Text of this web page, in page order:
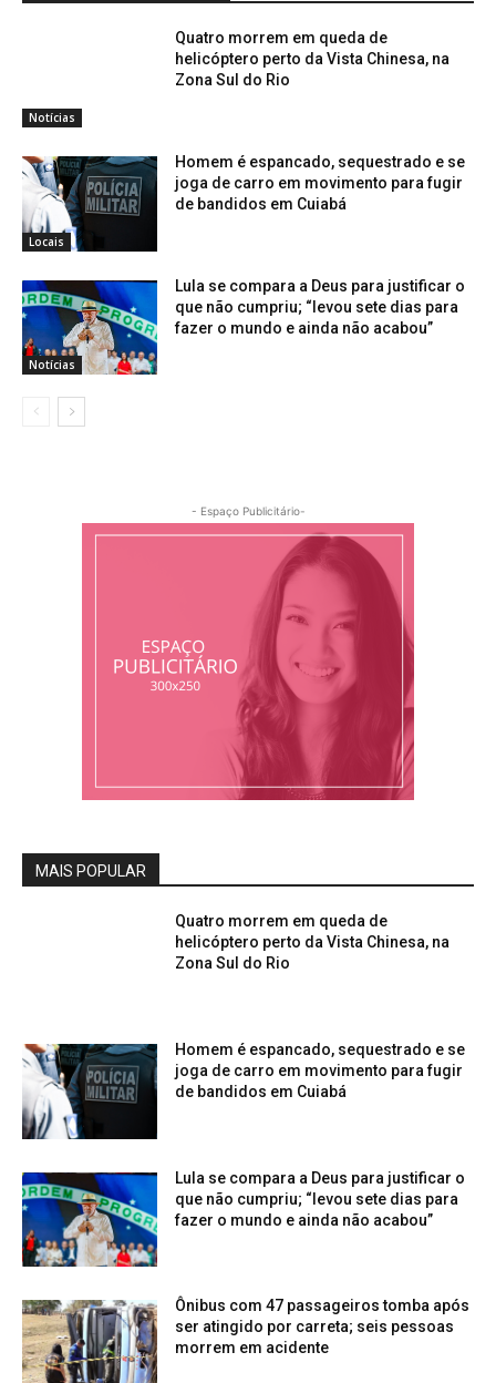
Notícias
Quatro morrem em queda de
helicóptero perto da Vista Chinesa, na
Zona Sul do Rio
Locais
Homem é espancado, sequestrado e se
joga de carro em movimento para fugir
de bandidos em Cuiabá
Notícias
Lula se compara a Deus para justificar o
que não cumpriu; “levou sete dias para
fazer o mundo e ainda não acabou”
- Espaço Publicitário-
MAIS POPULAR
Quatro morrem em queda de
helicóptero perto da Vista Chinesa, na
Zona Sul do Rio
Homem é espancado, sequestrado e se
joga de carro em movimento para fugir
de bandidos em Cuiabá
Lula se compara a Deus para justificar o
que não cumpriu; “levou sete dias para
fazer o mundo e ainda não acabou”
Ônibus com 47 passageiros tomba após
ser atingido por carreta; seis pessoas
morrem em acidente